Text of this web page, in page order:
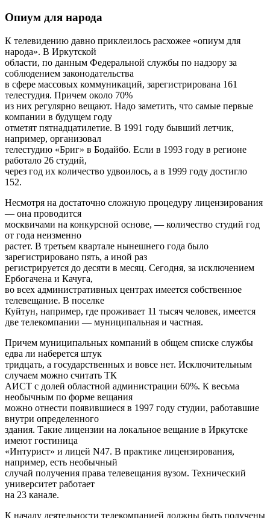
Опиум для народа
К телевидению давно приклеилось расхожее «опиум для
народа». В Иркутской
области, по данным Федеральной службы по надзору за
соблюдением законодательства
в сфере массовых коммуникаций, зарегистрирована 161
телестудия. Причем около 70%
из них регулярно вещают. Надо заметить, что самые первые
компании в будущем году
отметят пятнадцатилетие. В 1991 году бывший летчик,
например, организовал
телестудию «Бриг» в Бодайбо. Если в 1993 году в регионе
работало 26 студий,
через год их количество удвоилось, а в 1999 году достигло
152.
Несмотря на достаточно сложную процедуру лицензирования
— она проводится
москвичами на конкурсной основе, — количество студий год
от года неизменно
растет. В третьем квартале нынешнего года было
зарегистрировано пять, а иной раз
регистрируется до десяти в месяц. Сегодня, за исключением
Ербогачена и Качуга,
во всех административных центрах имеется собственное
телевещание. В поселке
Куйтун, например, где проживает 11 тысяч человек, имеется
две телекомпании — муниципальная и частная.
Причем муниципальных компаний в общем списке службы
едва ли наберется штук
тридцать, а государственных и вовсе нет. Исключительным
случаем можно считать ТК
АИСТ с долей областной администрации 60%. К весьма
необычным по форме вещания
можно отнести появившиеся в 1997 году студии, работавшие
внутри определенного
здания. Такие лицензии на локальное вещание в Иркутске
имеют гостиница
«Интурист» и лицей N47. В практике лицензирования,
например, есть необычный
случай получения права телевещания вузом. Технический
университет работает
на 23 канале.
К началу деятельности телекомпанией должны быть получены